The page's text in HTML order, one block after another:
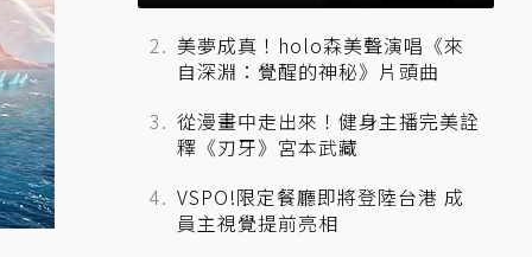
美夢成真！holo森美聲演唱《來
自深淵：覺醒的神秘》片頭曲
從漫畫中走出來！健身主播完美詮
釋《刃牙》宮本武藏
VSPO!限定餐廳即將登陸台港 成
員主視覺提前亮相